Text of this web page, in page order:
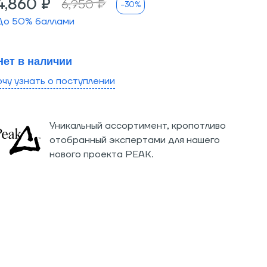
₽ 6,950 ₽ -30%
50% баллами
в наличии
узнать о поступлении
Уникальный ассортимент, кропотливо
отобранный экспертами для нашего
нового проекта PEAK.